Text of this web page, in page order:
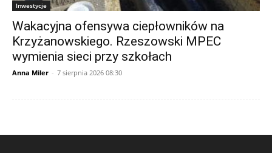
Inwestycje
Wakacyjna ofensywa ciepłowników na
Krzyżanowskiego. Rzeszowski MPEC
wymienia sieci przy szkołach
Anna Miler - 7 sierpnia 2026 08:30